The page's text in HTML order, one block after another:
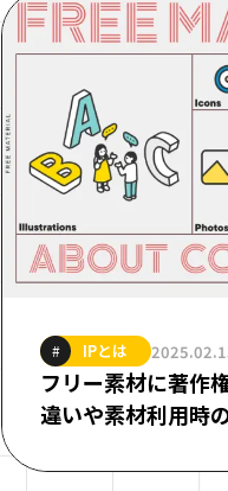
# IPとは
フリー素材に著作
違いや素材利用時